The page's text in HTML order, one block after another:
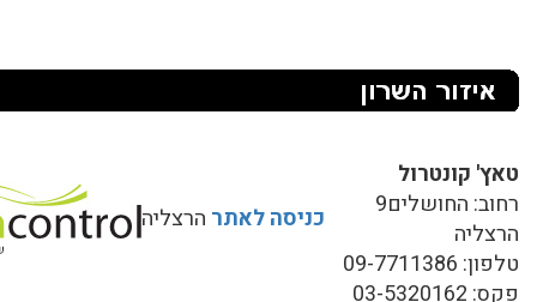
טאץ' קונטרול
רחוב: החושלים9
הרצליה
טלפון: 09-7711386
פקס: 03-5320162
כניסה לאתר הרצליה